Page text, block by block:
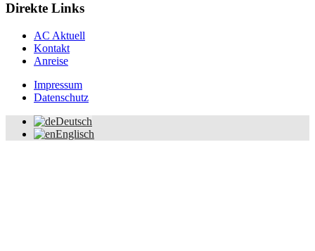
Direkte Links
AC Aktuell
Kontakt
Anreise
Impressum
Datenschutz
Deutsch
Englisch